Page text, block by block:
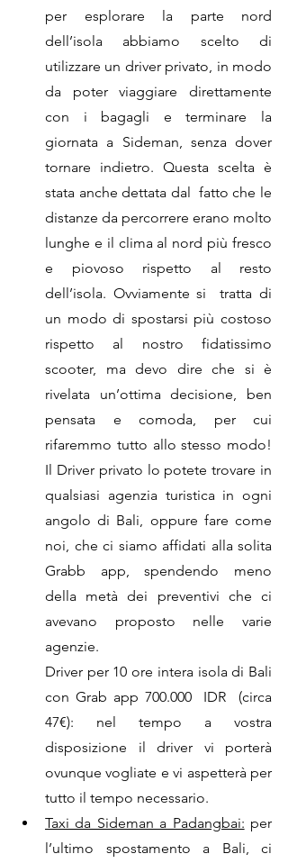
per esplorare la parte nord
dell’isola abbiamo scelto di
utilizzare un driver privato, in modo
da poter viaggiare direttamente
con i bagagli e terminare la
giornata a Sideman, senza dover
tornare indietro. Questa scelta è
stata anche dettata dal  fatto che le
distanze da percorrere erano molto
lunghe e il clima al nord più fresco
e piovoso rispetto al resto
dell’isola. Ovviamente si  tratta di
un modo di spostarsi più costoso
rispetto al nostro fidatissimo
scooter, ma devo dire che si è
rivelata un’ottima decisione, ben
pensata e comoda, per cui
rifaremmo tutto allo stesso modo!
Il Driver privato lo potete trovare in
qualsiasi agenzia turistica in ogni
angolo di Bali, oppure fare come
noi, che ci siamo affidati alla solita
Grabb app, spendendo meno
della metà dei preventivi che ci
avevano proposto nelle varie
agenzie.
Driver per 10 ore intera isola di Bali
con Grab app 700.000  IDR  (circa
47€): nel tempo a vostra
disposizione il driver vi porterà
ovunque vogliate e vi aspetterà per
tutto il tempo necessario.
Taxi da Sideman a Padangbai: per
l’ultimo spostamento a Bali, ci